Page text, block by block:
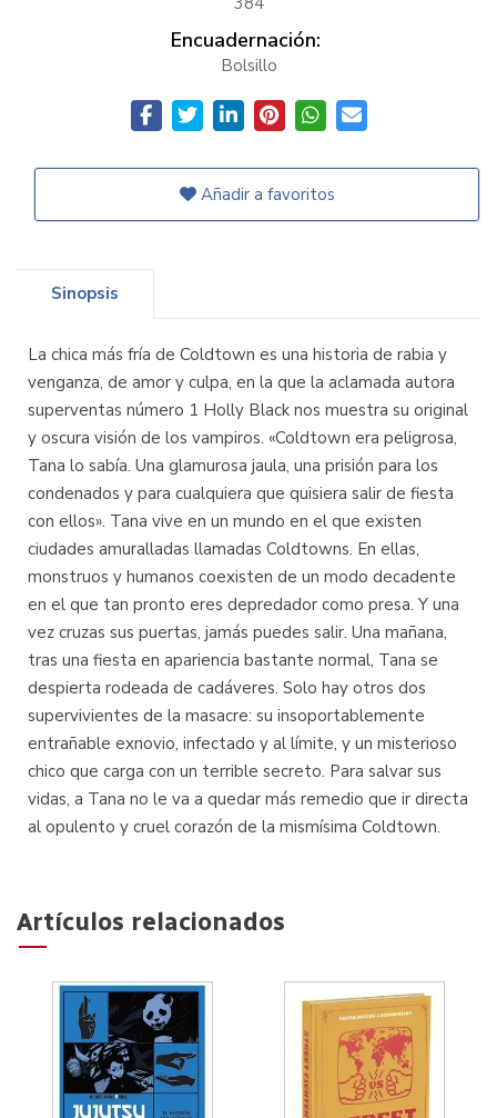
Encuadernación:
Bolsillo
Añadir a favoritos
Sinopsis
La chica más fría de Coldtown es una historia de rabia y
venganza, de amor y culpa, en la que la aclamada autora
superventas número 1 Holly Black nos muestra su original
y oscura visión de los vampiros. «Coldtown era peligrosa,
Tana lo sabía. Una glamurosa jaula, una prisión para los
condenados y para cualquiera que quisiera salir de fiesta
con ellos». Tana vive en un mundo en el que existen
ciudades amuralladas llamadas Coldtowns. En ellas,
monstruos y humanos coexisten de un modo decadente
en el que tan pronto eres depredador como presa. Y una
vez cruzas sus puertas, jamás puedes salir. Una mañana,
tras una fiesta en apariencia bastante normal, Tana se
despierta rodeada de cadáveres. Solo hay otros dos
supervivientes de la masacre: su insoportablemente
entrañable exnovio, infectado y al límite, y un misterioso
chico que carga con un terrible secreto. Para salvar sus
vidas, a Tana no le va a quedar más remedio que ir directa
al opulento y cruel corazón de la mismísima Coldtown.
Artículos relacionados